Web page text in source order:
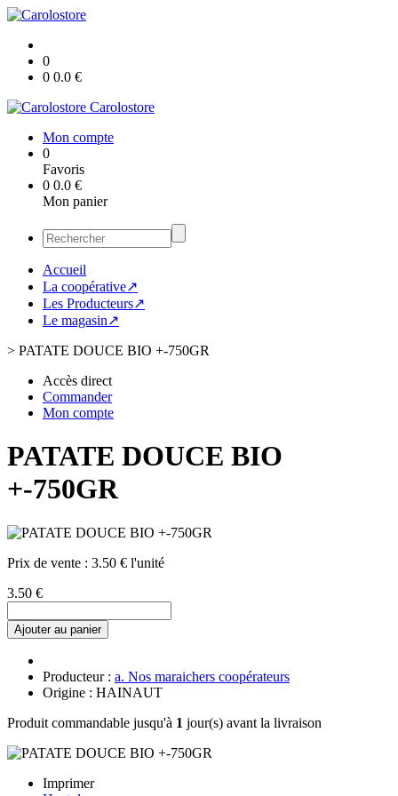
0
0 0.0 €
Carolostore
Mon compte
0
Favoris
0 0.0 €
Mon panier
Accueil
La coopérative↗
Les Producteurs↗
Le magasin↗
> PATATE DOUCE BIO +-750GR
Accès direct
Commander
Mon compte
PATATE DOUCE BIO
+-750GR
Prix de vente : 3.50 € l'unité
3.50 €
Ajouter au panier
Producteur : a. Nos maraichers coopérateurs
Origine : HAINAUT
Produit commandable jusqu'à 1 jour(s) avant la livraison
Imprimer